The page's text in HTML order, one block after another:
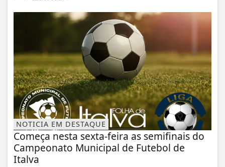
NOTICIA EM DESTAQUE
Começa nesta sexta-feira as semifinais do
Campeonato Municipal de Futebol de
Italva